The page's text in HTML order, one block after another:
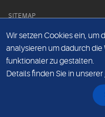
SITEMAP
NEWS PARTNER
Wir setzen Cookies ein, um
analysieren um dadurch
funktionaler zu gestalten.
Details finden Sie in unserer